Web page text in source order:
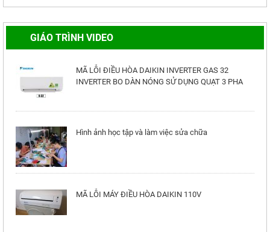
GIÁO TRÌNH VIDEO
INVERTER BO DÀN NÓNG SỬ DỤNG QUẠT 3 PHA